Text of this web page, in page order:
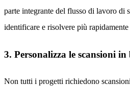
parte integrante del flusso di lavoro di
identificare e risolvere più
3. Personalizza le scansioni in
Non tutti i progetti richiedono